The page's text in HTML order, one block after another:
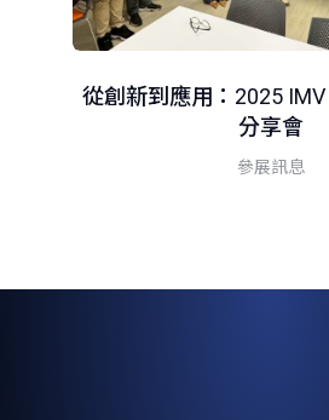
從創新到應用：2025
分享會
參展訊息